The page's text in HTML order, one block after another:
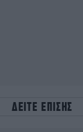
ΔΕΙΤΕ ΕΠΙΣΗΣ